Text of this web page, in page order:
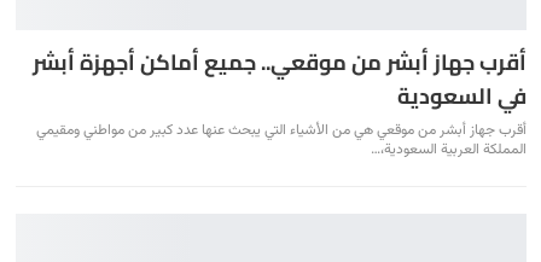
أقرب جهاز أبشر من موقعي.. جميع أماكن أجهزة أبشر
في السعودية
أقرب جهاز أبشر من موقعي هي من الأشياء التي يبحث عنها عدد كبير من مواطني ومقيمي
المملكة العربية السعودية،…